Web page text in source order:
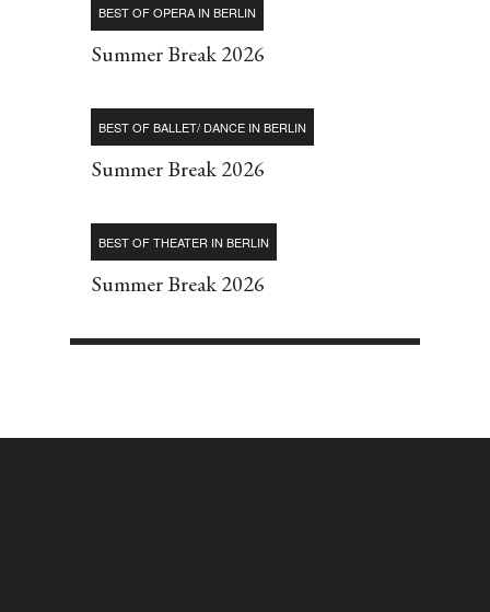
BEST OF OPERA IN BERLIN
Summer Break 2026
BEST OF BALLET/ DANCE IN BERLIN
Summer Break 2026
BEST OF THEATER IN BERLIN
Summer Break 2026